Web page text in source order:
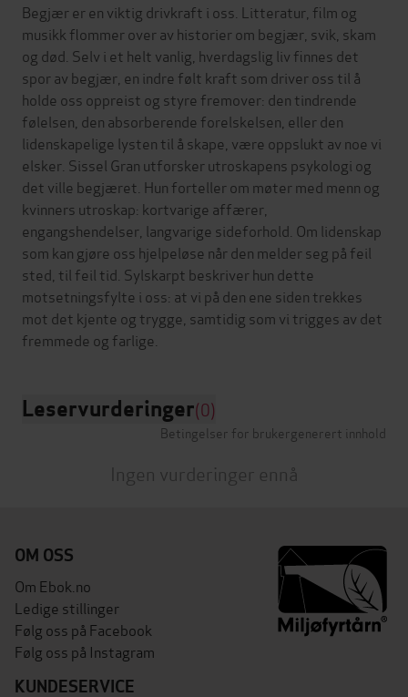
Begjær er en viktig drivkraft i oss. Litteratur, film og
musikk flommer over av historier om begjær, svik, skam
og død. Selv i et helt vanlig, hverdagslig liv finnes det
spor av begjær, en indre følt kraft som driver oss til å
holde oss oppreist og styre fremover: den tindrende
følelsen, den absorberende forelskelsen, eller den
lidenskapelige lysten til å skape, være oppslukt av noe vi
elsker. Sissel Gran utforsker utroskapens psykologi og
det ville begjæret. Hun forteller om møter med menn og
kvinners utroskap: kortvarige affærer,
engangshendelser, langvarige sideforhold. Om lidenskap
som kan gjøre oss hjelpeløse når den melder seg på feil
sted, til feil tid. Sylskarpt beskriver hun dette
motsetningsfylte i oss: at vi på den ene siden trekkes
mot det kjente og trygge, samtidig som vi trigges av det
Leservurderinger(0)
Betingelser for brukergenerert innhold
Ingen vurderinger ennå
OM OSS
Om Ebok.no
Ledige stillinger
Følg oss på Facebook
Følg oss på Instagram
KUNDESERVICE